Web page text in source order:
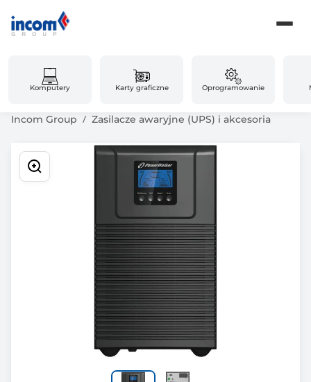
Komputery Karty graficzne Oprogramowanie
Incom Group Zasilacze awaryjne (UPS) i akcesoria